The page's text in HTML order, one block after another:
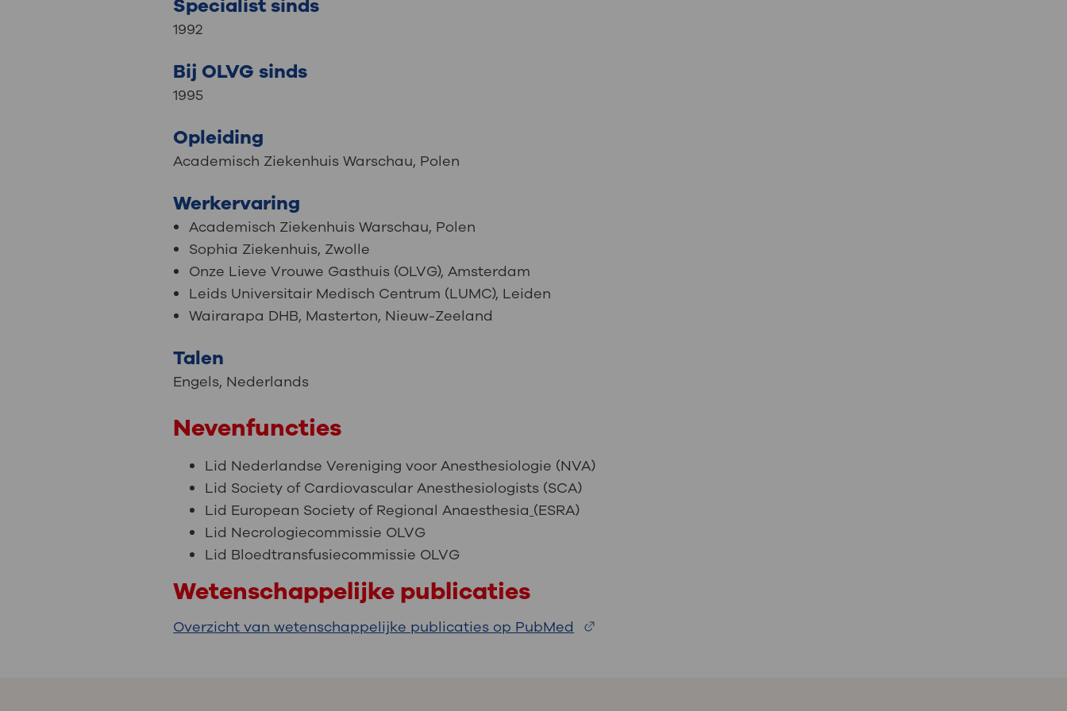
Specialist sinds
1992
Bij OLVG sinds
1995
Opleiding
Academisch Ziekenhuis Warschau, Polen
Werkervaring
Academisch Ziekenhuis Warschau, Polen
Sophia Ziekenhuis, Zwolle
Onze Lieve Vrouwe Gasthuis (OLVG), Amsterdam
Leids Universitair Medisch Centrum (LUMC), Leiden
Wairarapa DHB, Masterton, Nieuw-Zeeland
Talen
Engels, Nederlands
Nevenfuncties
Lid Nederlandse Vereniging voor Anesthesiologie (NVA)
Lid Society of Cardiovascular Anesthesiologists (SCA)
Lid European Society of Regional Anaesthesia (ESRA)
Lid Necrologiecommissie OLVG
Lid Bloedtransfusiecommissie OLVG
Wetenschappelijke publicaties
Overzicht van wetenschappelijke publicaties op PubMed